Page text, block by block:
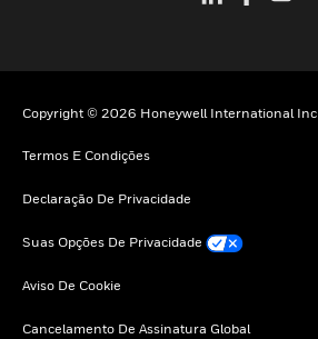
Copyright © 2026 Honeywell International Inc
Termos E Condições
Declaração De Privacidade
Suas Opções De Privacidade
Aviso De Cookie
Cancelamento De Assinatura Global